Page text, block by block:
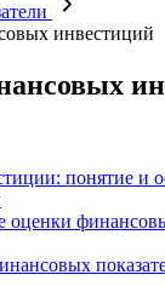
инвестиций
понятие и
оценки